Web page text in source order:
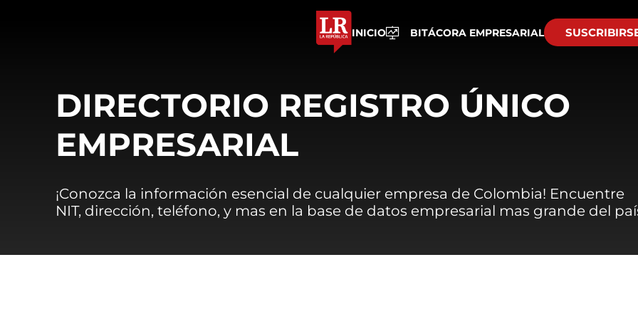
INICIO BITÁCORA EMPRESARIAL
DIRECTORIO REGISTRO ÚNICO
EMPRESARIAL
¡Conozca la información esencial de cualquier empresa de Colombia! Encuentre
NIT, dirección, teléfono, y mas en la base de datos empresarial mas grande del